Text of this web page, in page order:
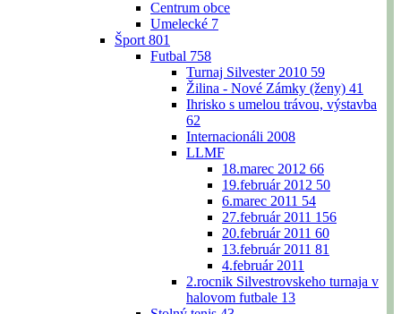
Centrum obce
Umelecké 7
Šport 801
Futbal 758
Turnaj Silvester 2010 59
Žilina - Nové Zámky (ženy) 41
Ihrisko s umelou trávou, výstavba
62
Internacionáli 2008
LLMF
18.marec 2012 66
19.február 2012 50
6.marec 2011 54
27.február 2011 156
20.február 2011 60
13.február 2011 81
4.február 2011
2.rocnik Silvestrovskeho turnaja v
halovom futbale 13